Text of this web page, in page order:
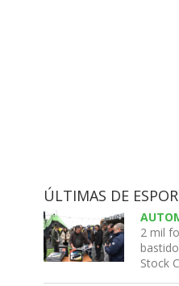
ÚLTIMAS DE
2 mil
Stock